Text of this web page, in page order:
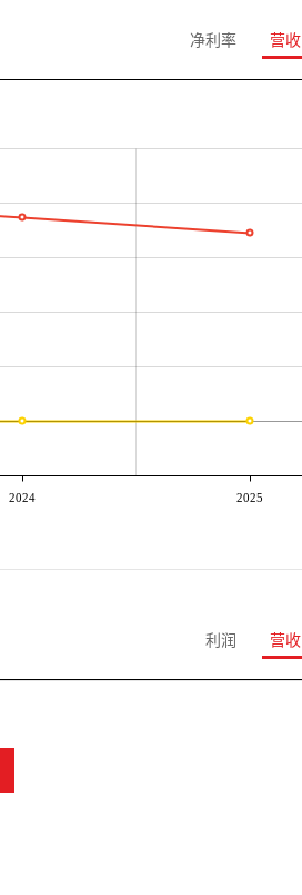
净利率 营收
2024 2025
利润 营收